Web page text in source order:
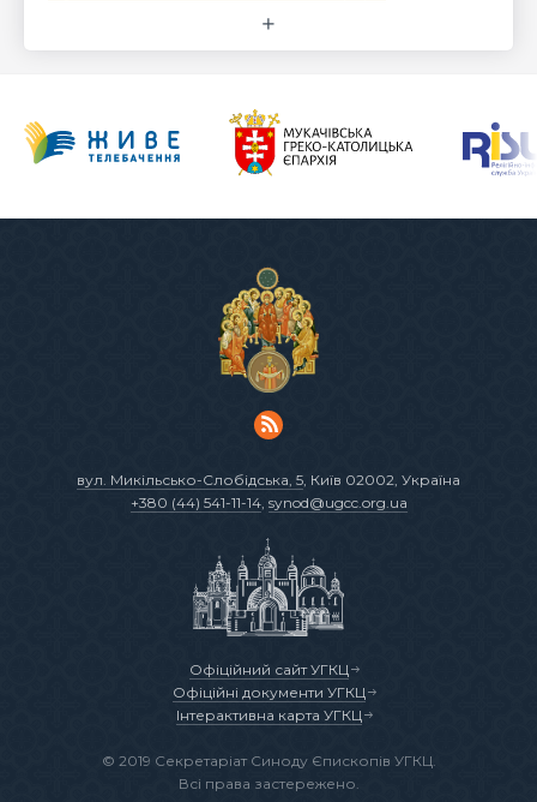
вул. Микільсько-Слобідська, 5 , Київ 02002, Україна
+380 (44) 541-11-14, synod@ugcc.org.ua
Офіційний сайт УГКЦ
Офіційні документи УГКЦ
Інтерактивна карта УГКЦ
© 2019 Секретаріат Синоду Єпископів УГКЦ.
Всі права застережено.